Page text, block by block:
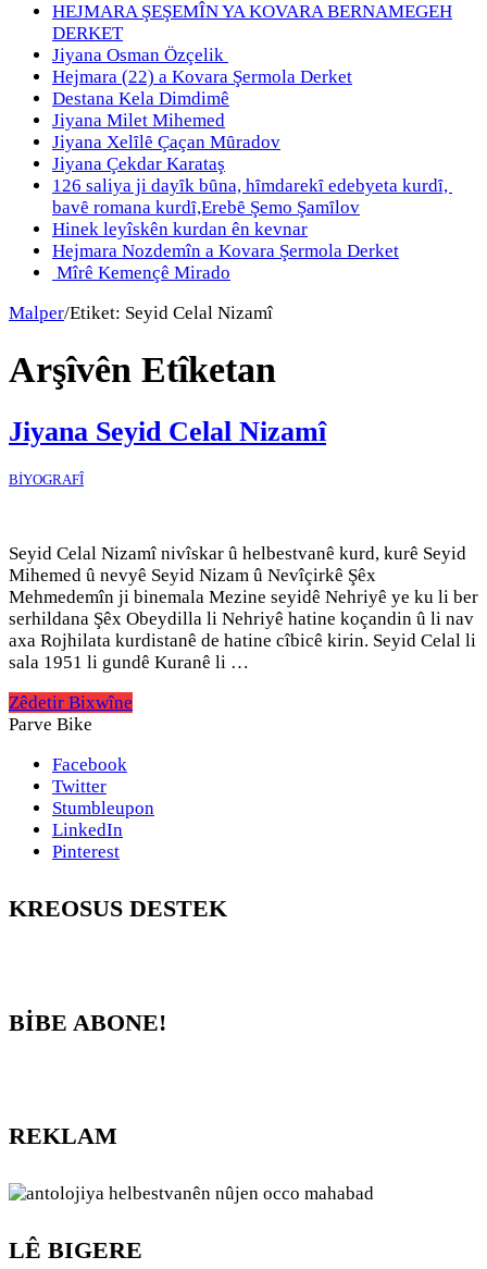
HEJMARA ŞEŞEMÎN YA KOVARA BERNAMEGEH
DERKET
Jiyana Osman Özçelik
Hejmara (22) a Kovara Şermola Derket
Destana Kela Dimdimê
Jiyana Milet Mihemed
Jiyana Xelȋlȇ Çaçan Mȗradov
Jiyana Çekdar Karataş
126 saliya ji dayȋk bȗna, hȋmdarekȋ edebyeta kurdȋ,
bavȇ romana kurdȋ,Erebȇ Şemo Şamȋlov
Hinek leyîskên kurdan ên kevnar
Hejmara Nozdemîn a Kovara Şermola Derket
Mîrê Kemençê Mirado
Malper/Etiket: Seyid Celal Nizamî
Arşîvên Etîketan
Jiyana Seyid Celal Nizamî
BİYOGRAFÎ
Seyid Celal Nizamî nivîskar û helbestvanê kurd, kurê Seyid
Mihemed û nevyê Seyid Nizam û Nevîçirkê Şêx
Mehmedemîn ji binemala Mezine seyidê Nehriyê ye ku li ber
serhildana Şêx Obeydilla li Nehriyê hatine koçandin û li nav
axa Rojhilata kurdistanê de hatine cîbicê kirin. Seyid Celal li
sala 1951 li gundê Kuranê li …
Zêdetir Bixwîne
Parve Bike
Facebook
Twitter
Stumbleupon
LinkedIn
Pinterest
KREOSUS DESTEK
BİBE ABONE!
REKLAM
LÊ BIGERE